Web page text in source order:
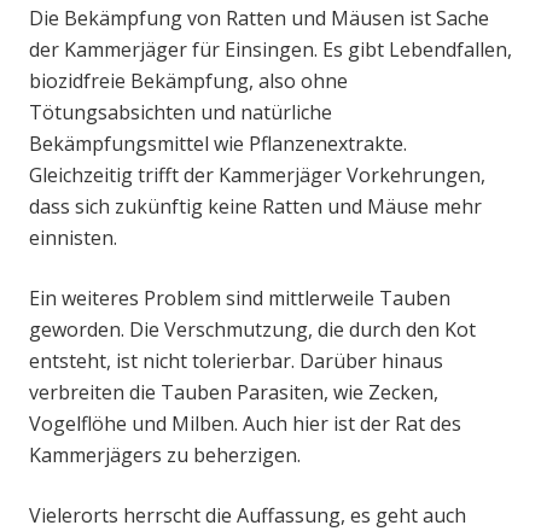
Die Bekämpfung von Ratten und Mäusen ist Sache
der Kammerjäger für Einsingen. Es gibt Lebendfallen,
biozidfreie Bekämpfung, also ohne
Tötungsabsichten und natürliche
Bekämpfungsmittel wie Pflanzenextrakte.
Gleichzeitig trifft der Kammerjäger Vorkehrungen,
dass sich zukünftig keine Ratten und Mäuse mehr
einnisten.
Ein weiteres Problem sind mittlerweile Tauben
geworden. Die Verschmutzung, die durch den Kot
entsteht, ist nicht tolerierbar. Darüber hinaus
verbreiten die Tauben Parasiten, wie Zecken,
Vogelflöhe und Milben. Auch hier ist der Rat des
Kammerjägers zu beherzigen.
Vielerorts herrscht die Auffassung, es geht auch